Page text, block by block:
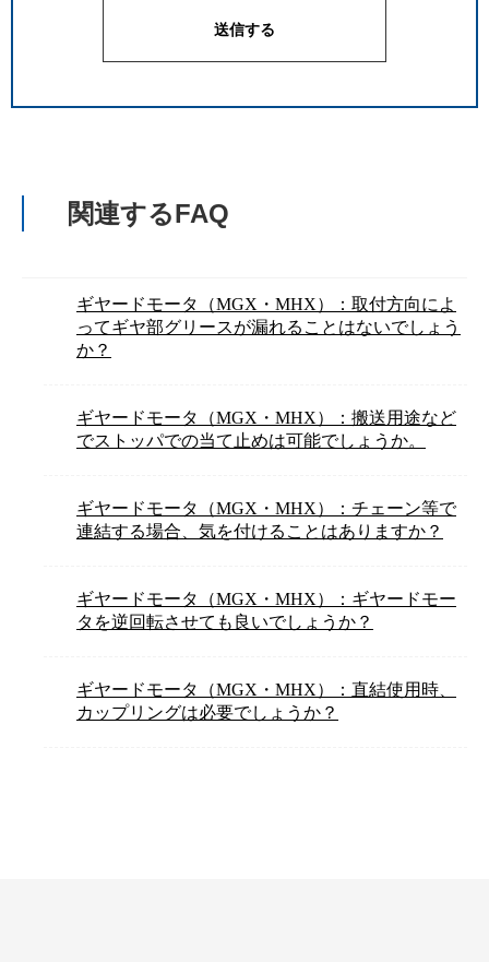
関連するFAQ
ギヤードモータ（MGX・MHX）：取付方向によ
ってギヤ部グリースが漏れることはないでしょう
か？
ギヤードモータ（MGX・MHX）：搬送用途など
でストッパでの当て止めは可能でしょうか。
ギヤードモータ（MGX・MHX）：チェーン等で
連結する場合、気を付けることはありますか？
ギヤードモータ（MGX・MHX）：ギヤードモー
タを逆回転させても良いでしょうか？
ギヤードモータ（MGX・MHX）：直結使用時、
カップリングは必要でしょうか？